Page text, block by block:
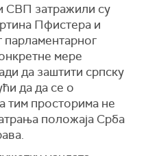
СВП затражили су
Пфистера и
парламентарног
мере
да заштити српску
да да се о
тим просторима не
положаја Срба